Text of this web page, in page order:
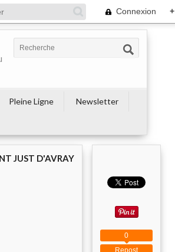
Connexion +
Pleine Ligne
Newsletter
JUST D'AVRAY
Repost
0